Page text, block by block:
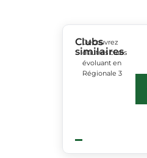
Clubs
similaires
Découvrez
d’autres clubs
évoluant en
Régionale 3